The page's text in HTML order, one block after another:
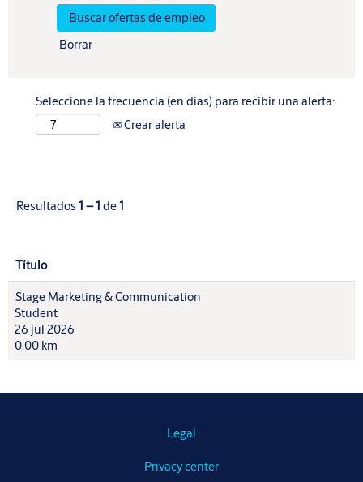
Borrar
Seleccione la frecuencia (en días) para recibir una alerta:
Crear alerta
Resultados 1 – 1 de1
Título
Stage Marketing & Communication
Student
26 jul 2026
0.00 km
Legal
Privacy center